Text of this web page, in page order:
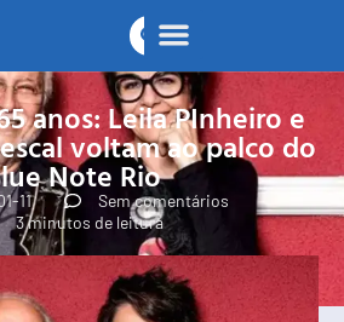
anos: Leila PInheiro e
voltam ao palco do
Note Rio
11
Sem comentários
3 minutos de leitura